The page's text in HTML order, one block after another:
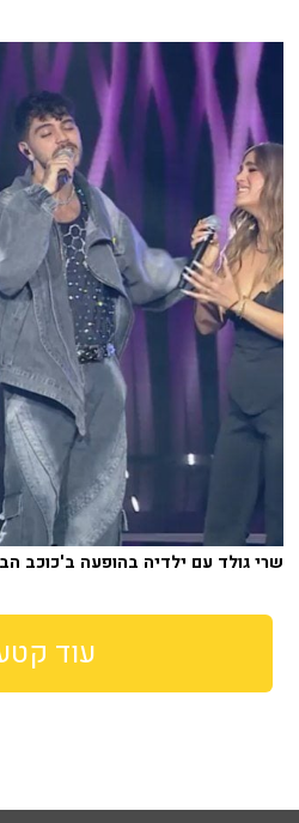
שרי גולד עם ילדיה בהופעה ב'כוכב
עוד